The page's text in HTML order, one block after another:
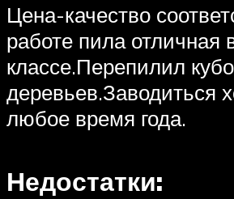
Цена-качество
работе пила отличная
классе.Перепилил
деревьев.Заводиться
любое время года.
Недостатки: